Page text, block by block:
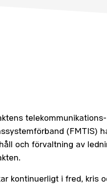
(FMTIS)
och förvaltning av
kontinuerligt i fred, kris